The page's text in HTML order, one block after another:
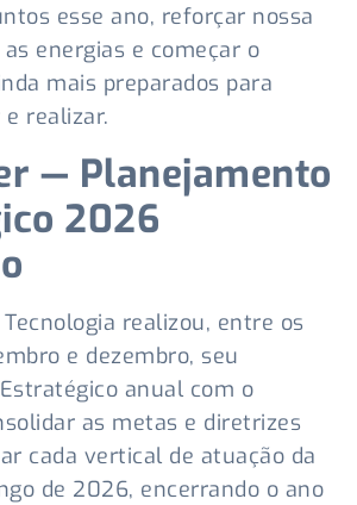
esse ano, reforçar nossa
energias e começar o
mais preparados para
realizar.
— Planejamento
2026
realizou, entre os
e dezembro, seu
anual com o
as metas e diretrizes
cada vertical de atuação da
de 2026, encerrando o ano